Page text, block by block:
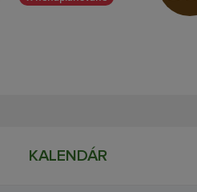
KALENDÁR